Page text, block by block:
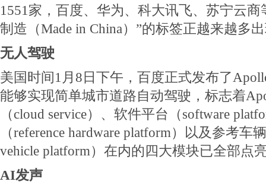
1551家，百度、华为、科大讯飞、苏宁云
制造（Made in China）”的标签正越来越多
无人驾驶
美国时间1月8日下午，百度正式发布了
能够实现简单城市道路自动驾驶，标志着
（cloud service）、软件平台（software
（reference hardware platform）以及参考车
vehicle platform）在内的四大模块已全部点
AI发声